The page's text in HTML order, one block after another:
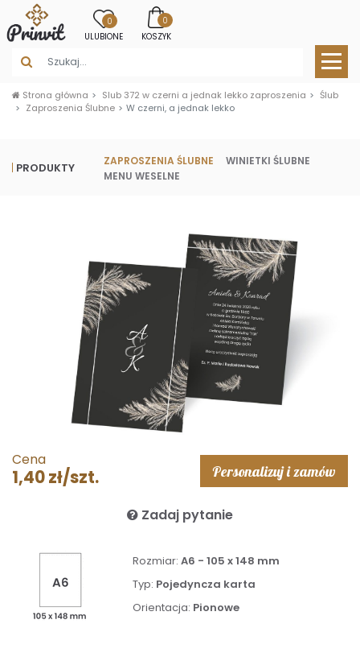
0
ULUBIONE
0
KOSZYK
Strona główna Slub 372 w czerni a jednak lekko zaproszenia
Ślub
Zaproszenia Ślubne
W czerni, a jednak lekko
PRODUKTY ZAPROSZENIA ŚLUBNE
WINIETKI ŚLUBNE
MENU WESELNE
Cena
1,40 zł/szt. Personalizuj i zamów
Zadaj pytanie
Rozmiar: A6 - 105 x 148 mm
Typ: Pojedyncza karta
Orientacja: Pionowe